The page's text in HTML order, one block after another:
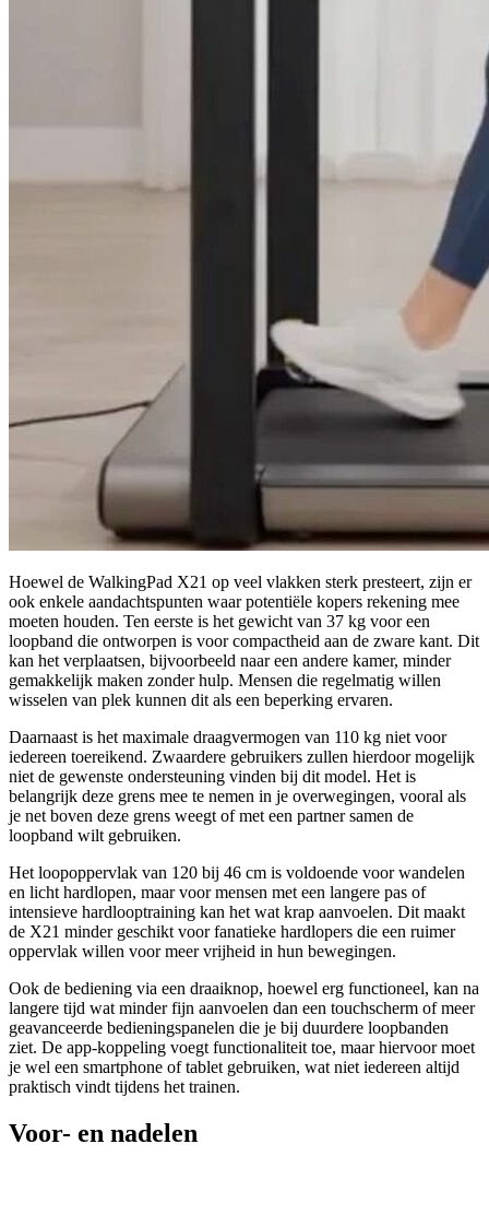
Hoewel de WalkingPad X21 op veel vlakken sterk presteert, zijn er
ook enkele aandachtspunten waar potentiële kopers rekening mee
moeten houden. Ten eerste is het gewicht van 37 kg voor een
loopband die ontworpen is voor compactheid aan de zware kant. Dit
kan het verplaatsen, bijvoorbeeld naar een andere kamer, minder
gemakkelijk maken zonder hulp. Mensen die regelmatig willen
wisselen van plek kunnen dit als een beperking ervaren.
Daarnaast is het maximale draagvermogen van 110 kg niet voor
iedereen toereikend. Zwaardere gebruikers zullen hierdoor mogelijk
niet de gewenste ondersteuning vinden bij dit model. Het is
belangrijk deze grens mee te nemen in je overwegingen, vooral als
je net boven deze grens weegt of met een partner samen de
loopband wilt gebruiken.
Het loopoppervlak van 120 bij 46 cm is voldoende voor wandelen
en licht hardlopen, maar voor mensen met een langere pas of
intensieve hardlooptraining kan het wat krap aanvoelen. Dit maakt
de X21 minder geschikt voor fanatieke hardlopers die een ruimer
oppervlak willen voor meer vrijheid in hun bewegingen.
Ook de bediening via een draaiknop, hoewel erg functioneel, kan na
langere tijd wat minder fijn aanvoelen dan een touchscherm of meer
geavanceerde bedieningspanelen die je bij duurdere loopbanden
ziet. De app-koppeling voegt functionaliteit toe, maar hiervoor moet
je wel een smartphone of tablet gebruiken, wat niet iedereen altijd
praktisch vindt tijdens het trainen.
Voor- en nadelen